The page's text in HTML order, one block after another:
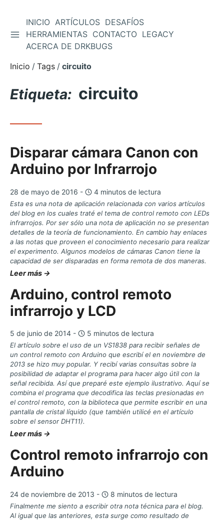
Saltar
contenido
ALTERNAR BARRA LATERAL
INICIO ARTÍCULOS DESAFÍOS
HERRAMIENTAS CONTACTO LEGACY
ACERCA DE DRKBUGS
Inicio
Tags circuito
Etiqueta: circuito
Disparar cámara Canon con
Arduino por Infrarrojo
28 de mayo de 2016 - 4 minutos de lectura
Esta es una nota de aplicación relacionada con varios artículos
del blog en los cuales traté el tema de control remoto con LEDs
infrarrojos. Por ser sólo una nota de aplicación no se presentan
detalles de la teoría de funcionamiento. En cambio hay enlaces
a las notas que proveen el conocimiento necesario para realizar
el experimento. Algunos modelos de cámaras Canon tiene la
capacidad de ser disparadas en forma remota de dos maneras.
Leer más →
Arduino, control remoto
infrarrojo y LCD
5 de junio de 2014 - 5 minutos de lectura
El artículo sobre el uso de un VS1838 para recibir señales de
un control remoto con Arduino que escribí el en noviembre de
2013 se hizo muy popular. Y recibí varias consultas sobre la
posibilidad de adaptar el programa para hacer algo útil con la
señal recibida. Así que preparé este ejemplo ilustrativo. Aquí se
combina el programa que decodifica las teclas presionadas en
el control remoto, con la biblioteca que permite escribir en una
pantalla de cristal líquido (que también utilicé en el artículo
sobre el sensor DHT11).
Leer más →
Control remoto infrarrojo con
Arduino
24 de noviembre de 2013 - 8 minutos de lectura
Finalmente me siento a escribir otra nota técnica para el blog.
Al igual que las anteriores, esta surge como resultado de